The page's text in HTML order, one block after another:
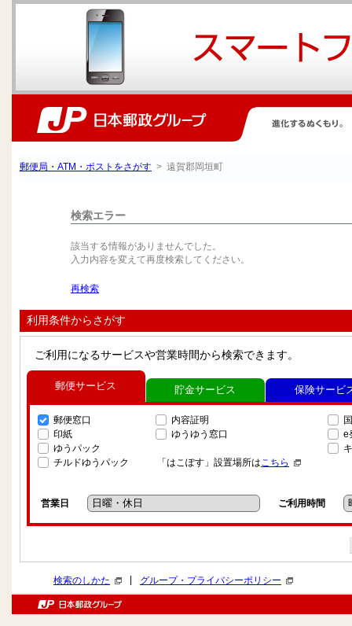
郵便局・ATM・ポストをさがす > 遠賀郡岡垣町
検索エラー
該当する情報がありませんでした。
入力内容を変えて再度検索してください。
再検索
利用条件からさがす
ご利用になるサービスや営業時間から検索できます。
郵便サービス
郵便窓口
印紙
ゆうパック
チルドゆうパック
内容証明
ゆうゆう窓口
「はこぽす」設置場所はこちら
e
営業日 ご利用時間
貯金サービス 保険サービ
検索のしかた グループ・プライバシーポリシー